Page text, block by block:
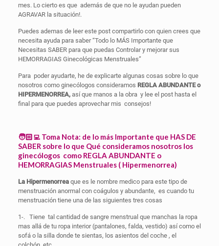
mes. Lo cierto es que además de que no le ayudan pueden
AGRAVAR la situación!.
Puedes ademas de leer este post compartirlo con quien crees que
necesita ayuda para saber “Todo lo MÁS Importante que
Necesitas SABER para que puedas Controlar y mejorar sus
HEMORRAGIAS Ginecológicas Menstruales”
Para poder ayudarte, he de explicarte algunas cosas sobre lo que
nosotros como ginecólogos consideramos REGLA ABUNDANTE o
HIPERMENORREA,así que manos a la obra y lee el post hasta el
final para que puedes aprovechar mis consejos!
🧑🏻‍💻 Toma Nota: de lo más Importante que HAS DE
SABER sobre lo que Qué consideramos nosotros los
ginecólogos como REGLA ABUNDANTE o
HEMORRAGIAS Menstruales ( Hipermenorrea)
La Hipermenorreaque es le nombre medico para este tipo de
menstruación anormal con coágulos y abundante, es cuando tu
menstruación tiene una de las siguientes tres cosas
1-. Tiene tal cantidad de sangre menstrual que manchas la ropa
mas allá de tu ropa interior (pantalones, falda, vestido) así como el
sofá o la silla donde te sientas, los asientos del coche , el